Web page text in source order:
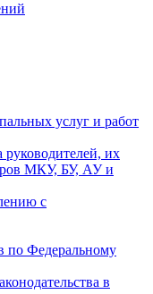
услуг и работ
руководителей, их
МКУ, БУ, АУ и
с
по Федеральному
в